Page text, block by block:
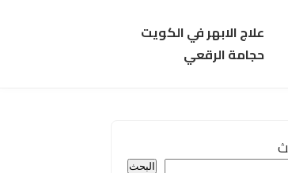
علاج الابهر في الكويت
حجامة الرقعي
البحث